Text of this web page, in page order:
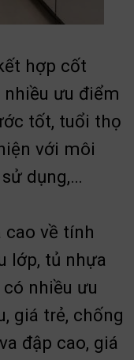
hợp cốt
ưu điểm
tốt, tuổi thọ
với môi
dụng,…
cao về tính
lớp, tủ nhựa
nhiều ưu
giá trẻ, chống
đập cao, giá